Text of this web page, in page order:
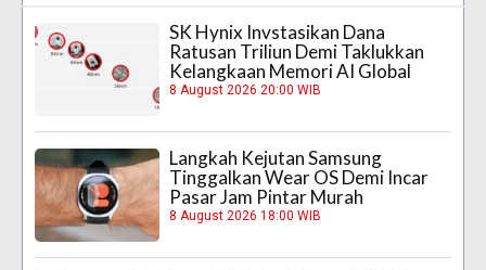
SK Hynix Invstasikan Dana
Ratusan Triliun Demi Taklukkan
Kelangkaan Memori AI Global
8 August 2026 20:00 WIB
Langkah Kejutan Samsung
Tinggalkan Wear OS Demi Incar
Pasar Jam Pintar Murah
8 August 2026 18:00 WIB